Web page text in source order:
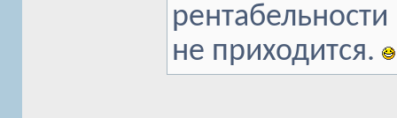
не приходится.